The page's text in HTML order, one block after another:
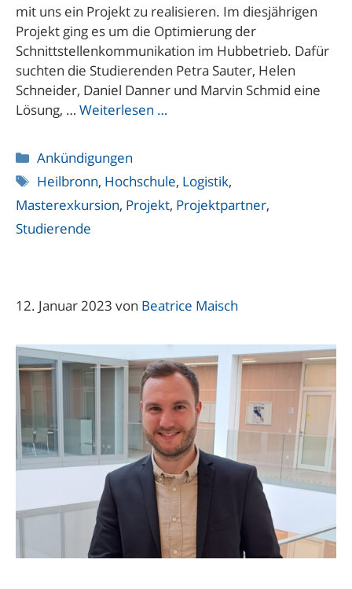
mit uns ein Projekt zu realisieren. Im diesjährigen
Projekt ging es um die Optimierung der
Schnittstellenkommunikation im Hubbetrieb. Dafür
suchten die Studierenden Petra Sauter, Helen
Schneider, Daniel Danner und Marvin Schmid eine
Lösung, … Weiterlesen …
Kategorien
Ankündigungen
Schlagwörter
Heilbronn, Hochschule, Logistik,
Masterexkursion, Projekt, Projektpartner,
Studierende
12. Januar 2023 von Beatrice Maisch